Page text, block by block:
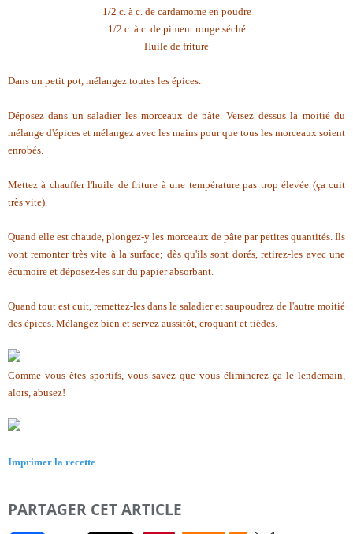
1/2 c. à c. de cardamome en poudre
1/2 c. à c. de piment rouge séché
Huile de friture
Dans un petit pot, mélangez toutes les épices.
Déposez dans un saladier les morceaux de pâte. Versez dessus la moitié du
mélange d'épices et mélangez avec les mains pour que tous les morceaux soient
enrobés.
Mettez à chauffer l'huile de friture à une température pas trop élevée (ça cuit
très vite).
Quand elle est chaude, plongez-y les morceaux de pâte par petites quantités. Ils
vont remonter très vite à la surface; dès qu'ils sont dorés, retirez-les avec une
écumoire et déposez-les sur du papier absorbant.
Quand tout est cuit, remettez-les dans le saladier et saupoudrez de l'autre moitié
des épices. Mélangez bien et servez aussitôt, croquant et tièdes.
Comme vous êtes sportifs, vous savez que vous éliminerez ça le lendemain,
alors, abusez!
Imprimer la recette
PARTAGER CET ARTICLE